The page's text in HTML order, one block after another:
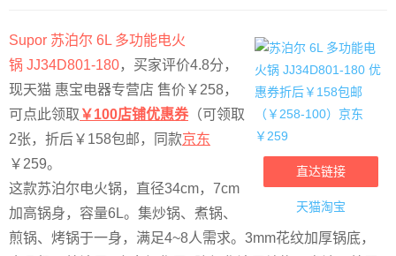
直达链接
天猫淘宝
Supor 苏泊尔 6L 多功能电火
锅 JJ34D801-180，买家评价4.8分，
现天猫 惠宝电器专营店 售价￥258，
可点此领取 ￥100店铺优惠券（可领取
2张，折后￥158包邮，同款京东
￥259。
这款苏泊尔电火锅，直径34cm，7cm
加高锅身，容量6L。集炒锅、煮锅、
煎锅、烤锅于一身，满足4~8人需求。3mm花纹加厚锅底，